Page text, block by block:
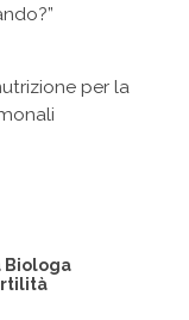
per la
Biologa